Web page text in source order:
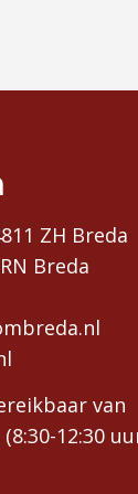
ZH Breda
Breda
van
12:30